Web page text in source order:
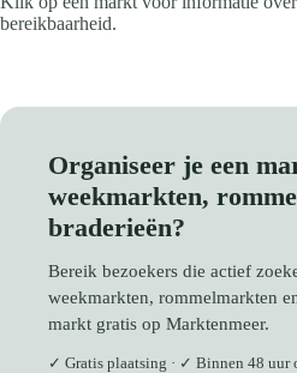
bereikbaarheid.
Organiseer je een
weekmarkten,
braderieën?
Bereik bezoekers die actief
weekmarkten, rommelmarkten
markt gratis op Marktenmeer.
✓ Gratis plaatsing · ✓ Binnen 48 uur